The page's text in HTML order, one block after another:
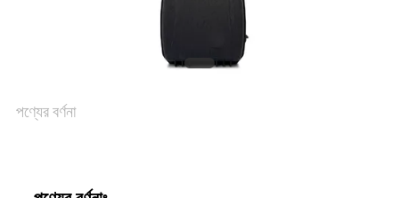
PRIVACY
পণ্যের বর্ণনা